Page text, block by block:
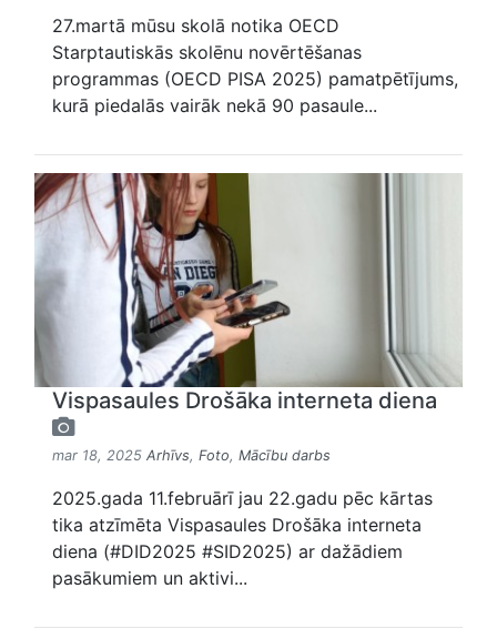
27.martā mūsu skolā notika OECD
Starptautiskās skolēnu novērtēšanas
programmas (OECD PISA 2025) pamatpētījums,
kurā piedalās vairāk nekā 90 pasaule...
Vispasaules Drošāka interneta diena
mar 18, 2025 Arhīvs, Foto, Mācību darbs
2025.gada 11.februārī jau 22.gadu pēc kārtas
tika atzīmēta Vispasaules Drošāka interneta
diena (#DID2025 #SID2025) ar dažādiem
pasākumiem un aktivi...